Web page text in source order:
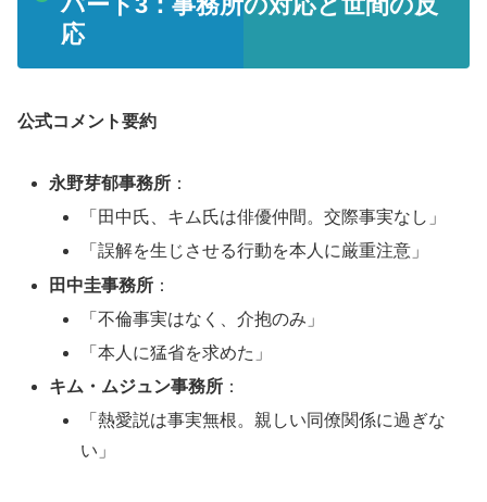
応
公式コメント要約
永野芽郁事務所 ：
「田中氏、キム氏は俳優仲間。交際事実なし」
「誤解を生じさせる行動を本人に厳重注意」
田中圭事務所 ：
「不倫事実はなく、介抱のみ」
「本人に猛省を求めた」
キム・ムジュン事務所 ：
「熱愛説は事実無根。親しい同僚関係に過ぎな
い」